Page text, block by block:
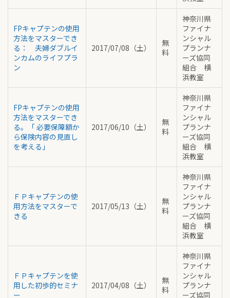
FPキャプテンの使用
方法をマスターでき
る： 夫婦ダブルイ
ンカムのライフプラ
ン
2017/07/08（土）
無
料
神奈川県
ファイナ
ンシャル
プランナ
ーズ協同
組合 横
浜教室
FPキャプテンの使用
方法をマスターでき
る。「 必要保障額か
ら保険内容の見直し
を考える」
2017/06/10（土）
無
料
神奈川県
ファイナ
ンシャル
プランナ
ーズ協同
組合 横
浜教室
ＦＰキャプテンの使
用方法をマスターで
きる
2017/05/13（土）
無
料
神奈川県
ファイナ
ンシャル
プランナ
ーズ協同
組合 横
浜教室
ＦＰキャプテンを使
用した初歩的セミナ
ー
2017/04/08（土）
無
料
神奈川県
ファイナ
ンシャル
プランナ
ーズ協同